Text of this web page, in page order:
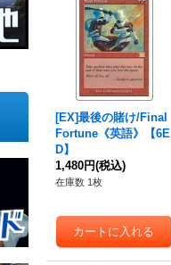
[EX]最後の賭け/Final
Fortune《英語》【6E
D】
1,480円(税込)
在庫数 1枚